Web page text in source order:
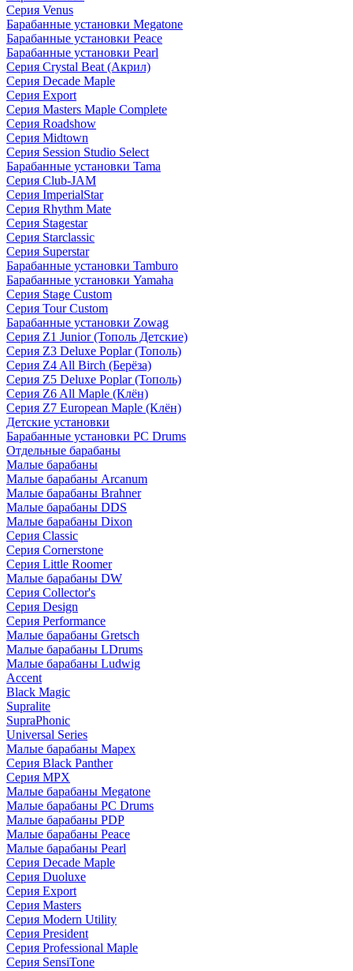
Серия Venus
Барабанные установки Megatone
Барабанные установки Peace
Барабанные установки Pearl
Серия Crystal Beat (Акрил)
Серия Decade Maple
Серия Export
Серия Masters Maple Complete
Серия Roadshow
Серия Midtown
Серия Session Studio Select
Барабанные установки Tama
Серия Club-JAM
Серия ImperialStar
Серия Rhythm Mate
Серия Stagestar
Серия Starclassic
Серия Superstar
Барабанные установки Tamburo
Барабанные установки Yamaha
Серия Stage Custom
Серия Tour Custom
Барабанные установки Zowag
Серия Z1 Junior (Тополь Детские)
Серия Z3 Deluxe Poplar (Тополь)
Серия Z4 All Birch (Берёза)
Серия Z5 Deluxe Poplar (Тополь)
Серия Z6 All Maple (Клён)
Серия Z7 European Maple (Клён)
Детские установки
Барабанные установки PC Drums
Отдельные барабаны
Малые барабаны
Малые барабаны Arcanum
Малые барабаны Brahner
Малые барабаны DDS
Малые барабаны Dixon
Серия Classic
Серия Cornerstone
Серия Little Roomer
Малые барабаны DW
Серия Collector's
Серия Design
Серия Performance
Малые барабаны Gretsch
Малые барабаны LDrums
Малые барабаны Ludwig
Accent
Black Magic
Supralite
SupraPhonic
Universal Series
Малые барабаны Mapex
Серия Black Panther
Серия MPX
Малые барабаны Megatone
Малые барабаны PC Drums
Малые барабаны PDP
Малые барабаны Peace
Малые барабаны Pearl
Серия Decade Maple
Серия Duoluxe
Серия Export
Серия Masters
Серия Modern Utility
Серия President
Серия Professional Maple
Серия SensiTone